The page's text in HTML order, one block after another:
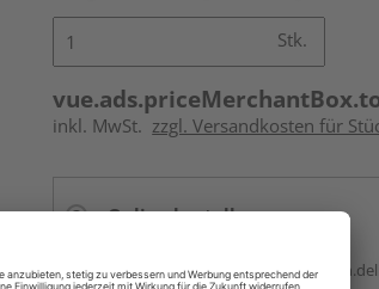
Stk.
inkl. MwSt. zzgl. Versandkosten für
Online bestellen